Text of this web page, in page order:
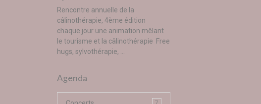
Rencontre annuelle de la
câlinothérapie, 4ème édition
chaque jour une animation mêlant
le tourisme et la câlinothérapie Free
hugs, sylvothérapie, ...
Agenda